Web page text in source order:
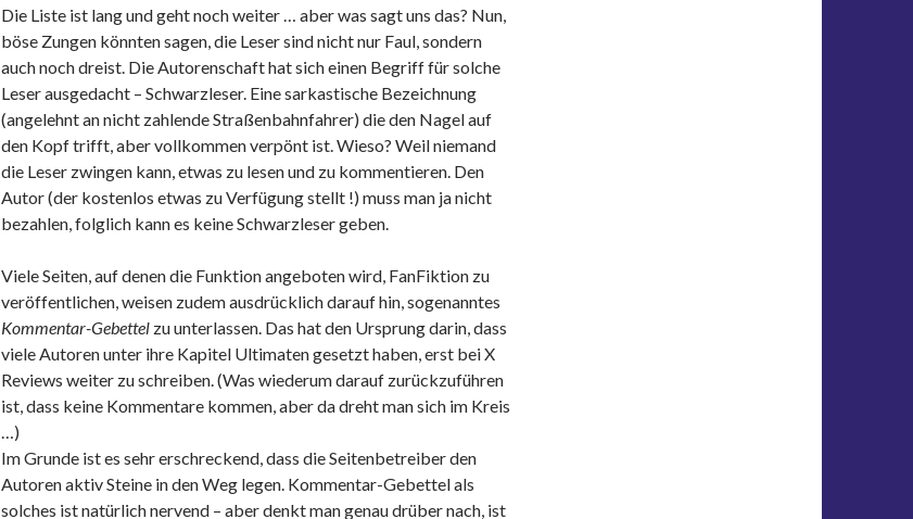
Die Liste ist lang und geht noch weiter … aber was sagt uns das? Nun,
böse Zungen könnten sagen, die Leser sind nicht nur Faul, sondern
auch noch dreist. Die Autorenschaft hat sich einen Begriff für solche
Leser ausgedacht – Schwarzleser. Eine sarkastische Bezeichnung
(angelehnt an nicht zahlende Straßenbahnfahrer) die den Nagel auf
den Kopf trifft, aber vollkommen verpönt ist. Wieso? Weil niemand
die Leser zwingen kann, etwas zu lesen und zu kommentieren. Den
Autor (der kostenlos etwas zu Verfügung stellt !) muss man ja nicht
bezahlen, folglich kann es keine Schwarzleser geben.
Viele Seiten, auf denen die Funktion angeboten wird, FanFiktion zu
veröffentlichen, weisen zudem ausdrücklich darauf hin, sogenanntes
Kommentar-Gebettel zu unterlassen. Das hat den Ursprung darin, dass
viele Autoren unter ihre Kapitel Ultimaten gesetzt haben, erst bei X
Reviews weiter zu schreiben. (Was wiederum darauf zurückzuführen
ist, dass keine Kommentare kommen, aber da dreht man sich im Kreis
…)
Im Grunde ist es sehr erschreckend, dass die Seitenbetreiber den
Autoren aktiv Steine in den Weg legen. Kommentar-Gebettel als
solches ist natürlich nervend – aber denkt man genau drüber nach, ist